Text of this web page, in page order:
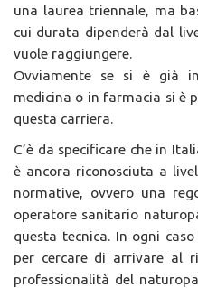
una laurea triennale, ma
cui durata dipenderà dal
vuole raggiungere.
Ovviamente se si è già
medicina o in farmacia si è
questa carriera.
C’è da specificare che in
è ancora riconosciuta a
normative, ovvero una
operatore sanitario
questa tecnica. In ogni
per cercare di arrivare al
professionalità del